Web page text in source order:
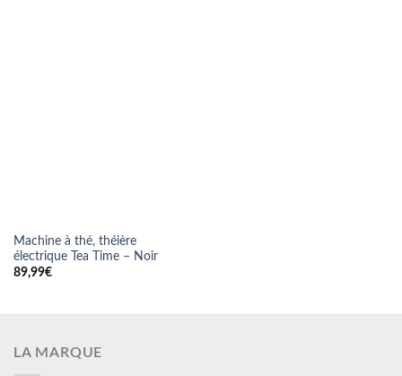
Machine à thé, théière
électrique Tea Time – Noir
89,99€
LA MARQUE